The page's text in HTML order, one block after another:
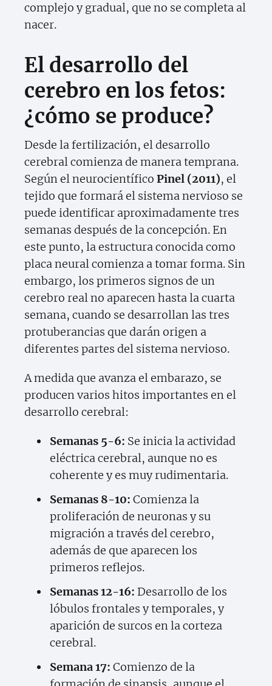
complejo y gradual, que no se completa al
nacer.
El desarrollo del
cerebro en los fetos:
¿cómo se produce?
Desde la fertilización, el desarrollo
cerebral comienza de manera temprana.
Según el neurocientífico Pinel (2011), el
tejido que formará el sistema nervioso se
puede identificar aproximadamente tres
semanas después de la concepción. En
este punto, la estructura conocida como
placa neural comienza a tomar forma. Sin
embargo, los primeros signos de un
cerebro real no aparecen hasta la cuarta
semana, cuando se desarrollan las tres
protuberancias que darán origen a
diferentes partes del sistema nervioso.
A medida que avanza el embarazo, se
producen varios hitos importantes en el
desarrollo cerebral:
Semanas 5-6: Se inicia la actividad
eléctrica cerebral, aunque no es
coherente y es muy rudimentaria.
Semanas 8-10: Comienza la
proliferación de neuronas y su
migración a través del cerebro,
además de que aparecen los
primeros reflejos.
Semanas 12-16: Desarrollo de los
lóbulos frontales y temporales, y
aparición de surcos en la corteza
cerebral.
Semana 17: Comienzo de la